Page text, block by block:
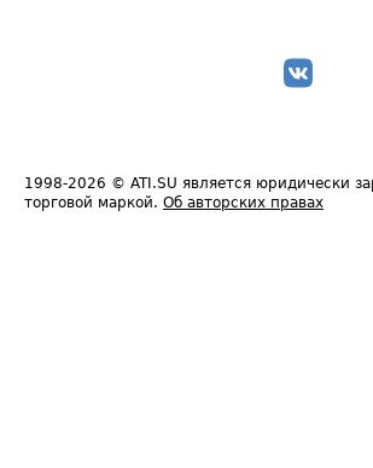
1998-2026 © ATI.SU является юридически
торговой маркой. Об авторских правах